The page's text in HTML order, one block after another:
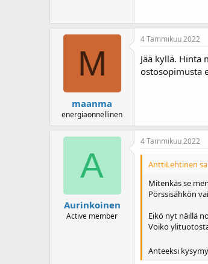
M
maanma
energiaonnellinen
4 Tammikuu 2022
Jää kyllä. Hinta
ostosopimusta
A
Aurinkoinen
Active member
4 Tammikuu 2022
AnttiLehtinen
Mitenkäs se
Pörssisähkön
Eikö nyt näillä
Voiko
Anteeksi